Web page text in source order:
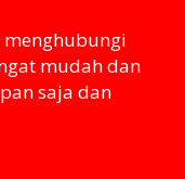
menghubungi
mudah dan
saja dan